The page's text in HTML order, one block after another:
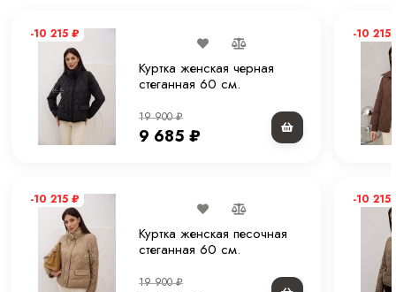
Комплектация
Покрой Прямой
1 кг
-10 215 ₽
Куртка женская черная
стеганная 60 см.
19 900₽
9 685 ₽
-10 215 ₽
Куртка женская песочная
стеганная 60 см.
19 900₽
-10 215
-10 215